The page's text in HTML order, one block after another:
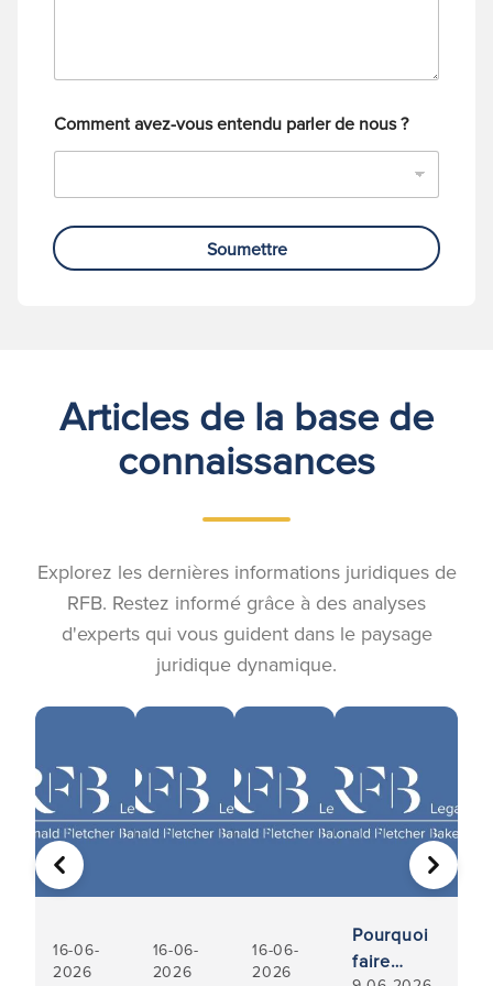
n
Comment avez-vous entendu parler de nous ?
Soumettre
Articles de la base de
connaissances
Explorez les dernières informations juridiques de
RFB. Restez informé grâce à des analyses
d'experts qui vous guident dans le paysage
juridique dynamique.
16-06-
2026
16-06-
2026
16-06-
2026
Pourquoi
faire
PRÉCÉDENT